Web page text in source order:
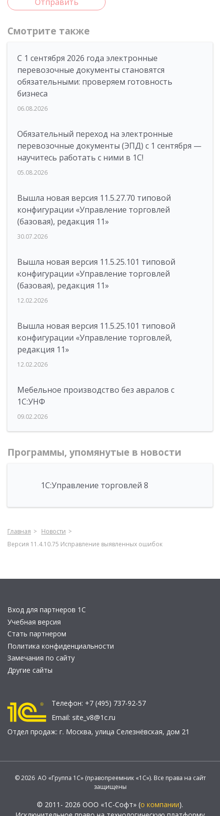
Смотрите также
С 1 сентября 2026 года электронные
перевозочные документы становятся
обязательными: проверяем готовность
бизнеса
06.08.2026
Обязательный переход на электронные
перевозочные документы (ЭПД) с 1 сентября —
научитесь работать с ними в 1С!
05.08.2026
Вышла новая версия 11.5.27.70 типовой
конфигурации «Управление торговлей
(базовая), редакция 11»
30.07.2026
Вышла новая версия 11.5.25.101 типовой
конфигурации «Управление торговлей
(базовая), редакция 11»
12.02.2026
Вышла новая версия 11.5.25.101 типовой
конфигурации «Управление торговлей,
редакция 11»
12.02.2026
Мебельное производство без авралов с
1С:УНФ
09.02.2026
Программы, упомянутые в новости
1С:Управление торговлей 8
Главная
Новости
Версия 11.4.10.75 Исправление выявленных ошибок
Вход для партнеров 1С
Учебная версия
Стать партнером
Политика конфиденциальности
Замечания по сайту
Другие сайты
Телефон: +7 (495) 737-92-57
Email: site_v8@1c.ru
Отдел продаж: г. Москва, улица Селезнёвская, дом 21
© 2026 АО «Группа 1С» (правопреемник «1С»). Все права на сайт
защищены
© 2011- 2026 ООО «1С-Софт» (о компании).